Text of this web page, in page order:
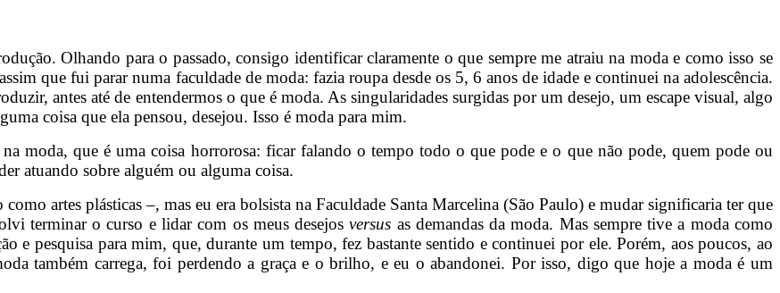
Olhando para o passado, consigo identificar claramente o que sempre me atraiu na moda e como isso se
que fui parar numa faculdade de moda: fazia roupa desde os 5, 6 anos de idade e continuei na adolescência.
antes até de entendermos o que é moda. As singularidades surgidas por um desejo, um escape visual, algo
coisa que ela pensou, desejou. Isso é moda para mim.
moda, que é uma coisa horrorosa: ficar falando o tempo todo o que pode e o que não pode, quem pode ou
atuando sobre alguém ou alguma coisa.
artes plásticas –, mas eu era bolsista na Faculdade Santa Marcelina (São Paulo) e mudar significaria ter que
terminar o curso e lidar com os meus desejosversus as demandas da moda. Mas sempre tive a moda como
e pesquisa para mim, que, durante um tempo, fez bastante sentido e continuei por ele. Porém, aos poucos, ao
também carrega, foi perdendo a graça e o brilho, e eu o abandonei. Por isso, digo que hoje a moda é um